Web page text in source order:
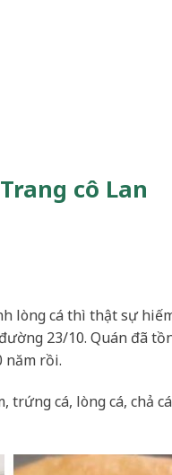
cô Lan
lòng cá thì thật sự
23/10. Quán đã
năm rồi.
cá, lòng cá, chả